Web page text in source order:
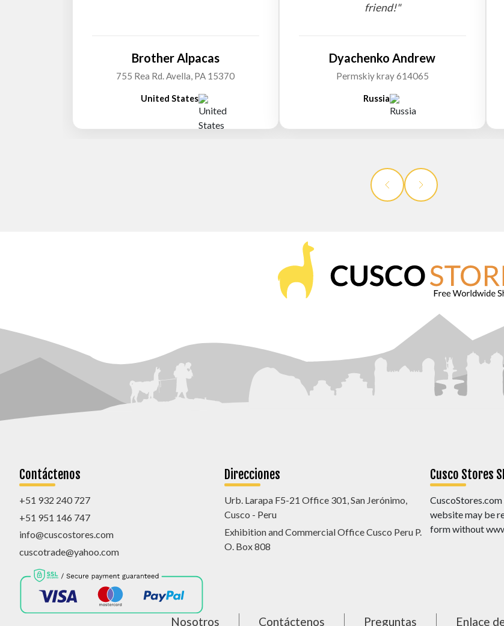
Brother Alpacas
755 Rea Rd. Avella, PA 15370
United States
friend!"
Dyachenko Andrew
Permskiy kray 614065
Russia
Contáctenos
+51 932 240 727
+51 951 146 747
info@cuscostores.com
cuscotrade@yahoo.com
Direcciones
Urb. Larapa F5-21 Office 301, San Jerónimo,
Cusco - Peru
Exhibition and Commercial Office Cusco Peru P.
O. Box 808
Cusco Stores
website may be
form without
Nosotros Contáctenos Preguntas Enlace